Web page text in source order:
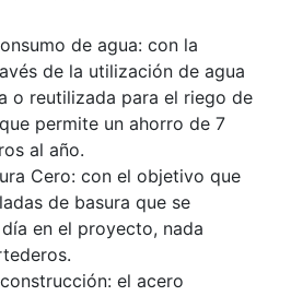
de agua: con la
de la utilización de agua
o reutilizada para el riego de
permite un ahorro de 7
al año.
Cero: con el objetivo que
de basura que se
en el proyecto, nada
el acero